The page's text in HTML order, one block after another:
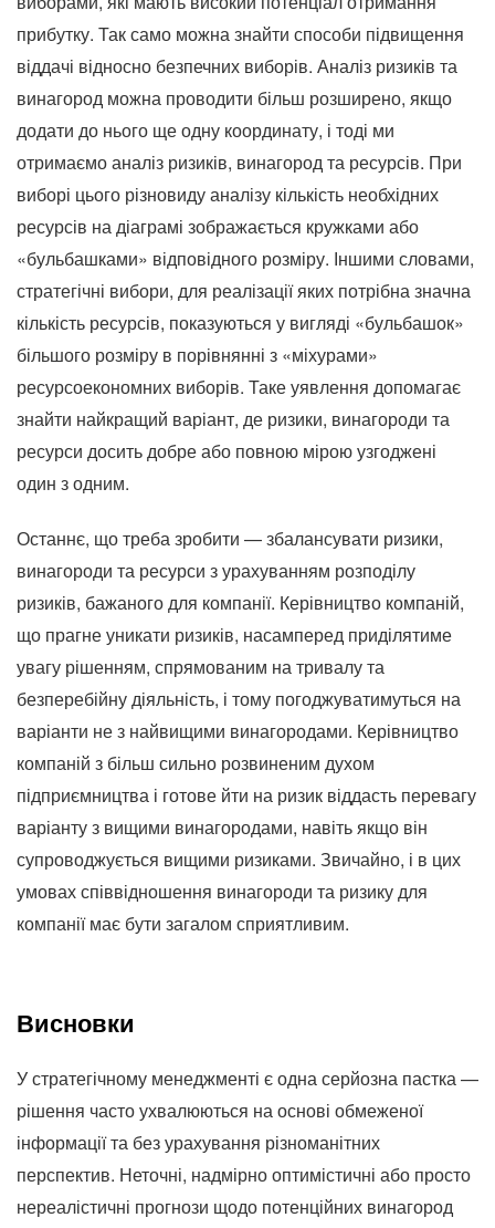
прибутку. Так само можна знайти способи підвищення
віддачі відносно безпечних виборів. Аналіз ризиків та
винагород можна проводити більш розширено, якщо
додати до нього ще одну координату, і тоді ми
отримаємо аналіз ризиків, винагород та ресурсів. При
виборі цього різновиду аналізу кількість необхідних
ресурсів на діаграмі зображається кружками або
«бульбашками» відповідного розміру. Іншими словами,
стратегічні вибори, для реалізації яких потрібна значна
кількість ресурсів, показуються у вигляді «бульбашок»
більшого розміру в порівнянні з «міхурами»
ресурсоекономних виборів. Таке уявлення допомагає
знайти найкращий варіант, де ризики, винагороди та
ресурси досить добре або повною мірою узгоджені
один з одним.
Останнє, що треба зробити — збалансувати ризики,
винагороди та ресурси з урахуванням розподілу
ризиків, бажаного для компанії. Керівництво компаній,
що прагне уникати ризиків, насамперед приділятиме
увагу рішенням, спрямованим на тривалу та
безперебійну діяльність, і тому погоджуватимуться на
варіанти не з найвищими винагородами. Керівництво
компаній з більш сильно розвиненим духом
підприємництва і готове йти на ризик віддасть перевагу
варіанту з вищими винагородами, навіть якщо він
супроводжується вищими ризиками. Звичайно, і в цих
умовах співвідношення винагороди та ризику для
компанії має бути загалом сприятливим.
Висновки
У стратегічному менеджменті є одна серйозна пастка —
рішення часто ухвалюються на основі обмеженої
інформації та без урахування різноманітних
перспектив. Неточні, надмірно оптимістичні або просто
нереалістичні прогнози щодо потенційних винагород